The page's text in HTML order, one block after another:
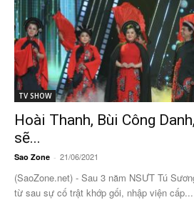
TV SHOW
Hoài Thanh, Bùi Công
sẽ...
Sao Zone - 21/06/2021
(SaoZone.net) - Sau 3 năm NSƯT Tú
từ sau sự cố trật khớp gối, nhập viện cấp...